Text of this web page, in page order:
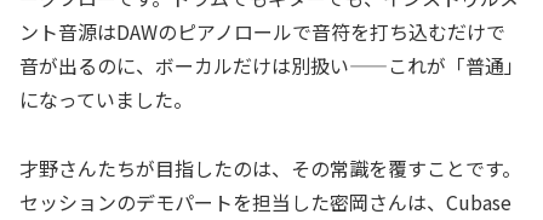
ント音源はDAWのピアノロールで音符を打ち込むだけで
音が出るのに、ボーカルだけは別扱い——これが「普通」
になっていました。
才野さんたちが目指したのは、その常識を覆すことです。
セッションのデモパートを担当した密岡さんは、Cubase